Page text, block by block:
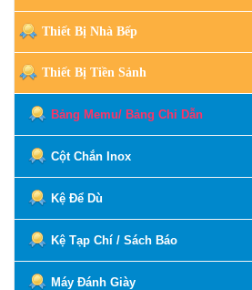
Thiết Bị Nhà Bếp
Thiết Bị Tiền Sảnh
Bảng Memu/ Bảng Chỉ Dẫn
Cột Chắn Inox
Kệ Để Dù
Kệ Tạp Chí / Sách Báo
Máy Đánh Giày